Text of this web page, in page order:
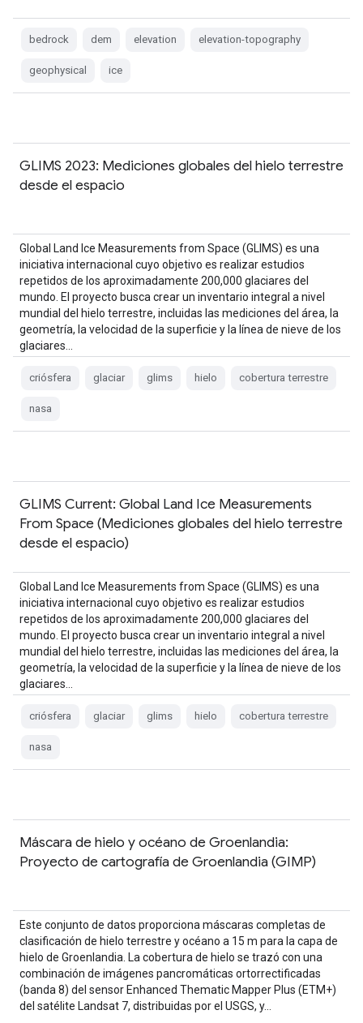
bedrock dem elevation elevation-topography
geophysical ice
GLIMS 2023: Mediciones globales del hielo terrestre
desde el espacio
Global Land Ice Measurements from Space (GLIMS) es una
iniciativa internacional cuyo objetivo es realizar estudios
repetidos de los aproximadamente 200,000 glaciares del
mundo. El proyecto busca crear un inventario integral a nivel
mundial del hielo terrestre, incluidas las mediciones del área, la
geometría, la velocidad de la superficie y la línea de nieve de los
glaciares…
criósfera glaciar glims hielo cobertura terrestre
nasa
GLIMS Current: Global Land Ice Measurements
From Space (Mediciones globales del hielo terrestre
desde el espacio)
Global Land Ice Measurements from Space (GLIMS) es una
iniciativa internacional cuyo objetivo es realizar estudios
repetidos de los aproximadamente 200,000 glaciares del
mundo. El proyecto busca crear un inventario integral a nivel
mundial del hielo terrestre, incluidas las mediciones del área, la
geometría, la velocidad de la superficie y la línea de nieve de los
glaciares…
criósfera glaciar glims hielo cobertura terrestre
nasa
Máscara de hielo y océano de Groenlandia:
Proyecto de cartografía de Groenlandia (GIMP)
Este conjunto de datos proporciona máscaras completas de
clasificación de hielo terrestre y océano a 15 m para la capa de
hielo de Groenlandia. La cobertura de hielo se trazó con una
combinación de imágenes pancromáticas ortorrectificadas
(banda 8) del sensor Enhanced Thematic Mapper Plus (ETM+)
del satélite Landsat 7, distribuidas por el USGS, y…